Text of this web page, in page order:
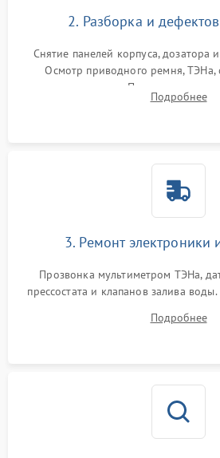
2. Разборка и
Снятие панелей корпуса, дозатора
Осмотр приводного ремня, ТЭНа,
амортизаторов. Проверка
крестовины на износ, а манжеты
Подробнее
3. Ремонт электроники
Прозвонка мультиметром ТЭНа,
прессостата и клапанов залива
Восстановление целостности
Подробнее